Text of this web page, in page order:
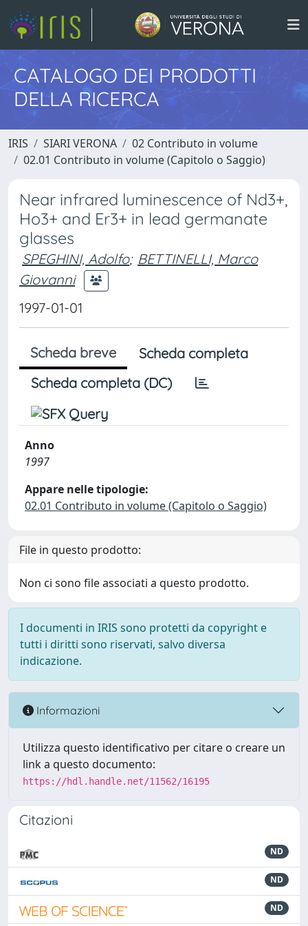
CATALOGO DEI PRODOTTI
DELLA RICERCA
IRIS SIARI VERONA
02 Contributo in volume
02.01 Contributo in volume (Capitolo o Saggio)
Near infrared luminescence of Nd3+,
Ho3+ and Er3+ in lead germanate
glasses
SPEGHINI, Adolfo; BETTINELLI, Marco
Giovanni
1997-01-01
Scheda breve
Scheda completa
Scheda completa (DC)
Anno
1997
Appare nelle tipologie:
02.01 Contributo in volume (Capitolo o Saggio)
File in questo prodotto:
Non ci sono file associati a questo prodotto.
I documenti in IRIS sono protetti da copyright e
tutti i diritti sono riservati, salvo diversa
indicazione.
Informazioni
Utilizza questo identificativo per citare o creare un
link a questo documento:
https://hdl.handle.net/11562/16195
Citazioni
ND
ND
ND